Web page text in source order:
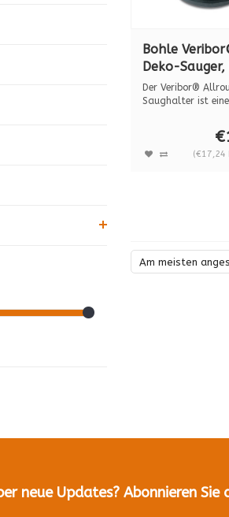
Bohle
Deko-Sauger,
672.10
Der Veribor®
Saughalter ist
(€17,24
Am meisten
neue Updates? Abonnieren